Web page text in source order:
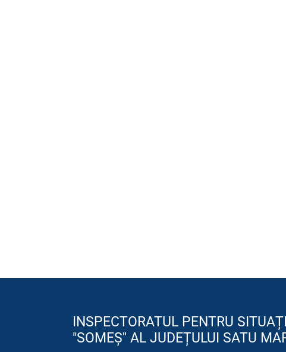
INSPECTORATUL PENTRU
"SOMEȘ'' AL JUDEȚULUI SATU